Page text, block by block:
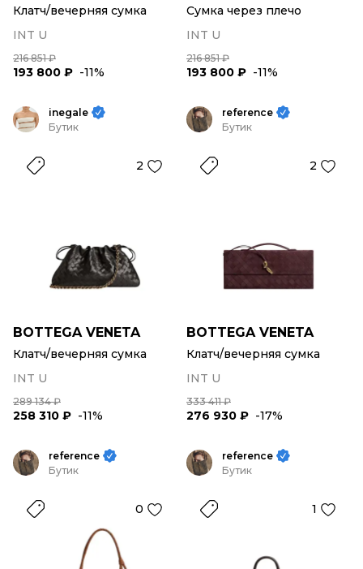
Клатч/вечерняя сумка
INT U
216 851 ₽
193 800 ₽ -11%
Сумка через плечо
INT U
216 851 ₽
193 800 ₽ -11%
inegale
Бутик
2
BOTTEGA VENETA
Клатч/вечерняя сумка
INT U
289 134 ₽
258 310 ₽ -11%
reference
Бутик
2
BOTTEGA VENETA
Клатч/вечерняя сумка
INT U
333 411 ₽
276 930 ₽ -17%
reference
Бутик
0
reference
Бутик
1